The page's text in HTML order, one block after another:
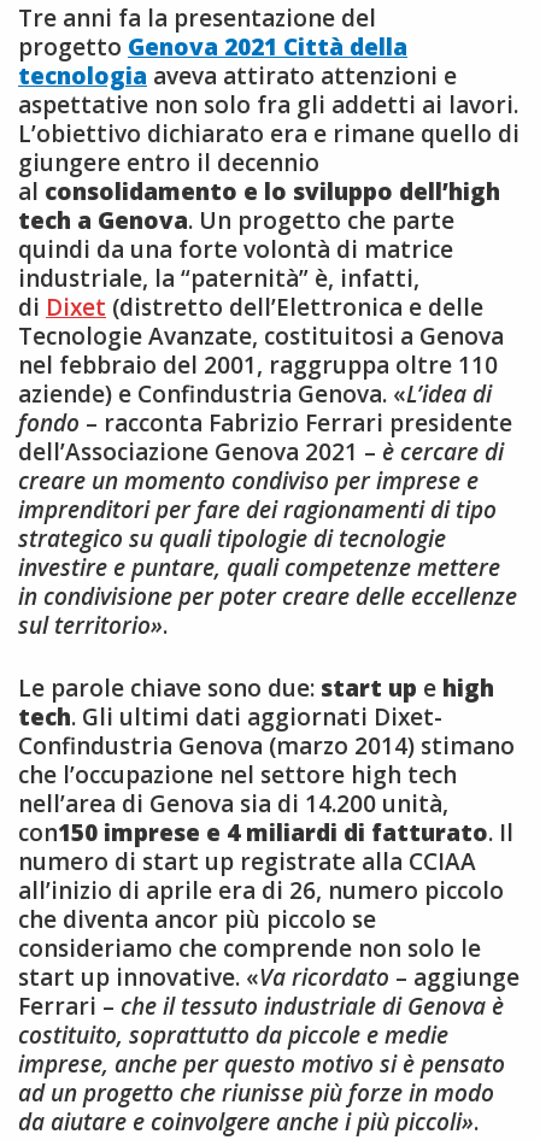
Tre anni fa la presentazione del
progetto Genova 2021 Città della
tecnologia aveva attirato attenzioni e
aspettative non solo fra gli addetti ai lavori.
L’obiettivo dichiarato era e rimane quello di
giungere entro il decennio
al consolidamento e lo sviluppo dell’high
tech a Genova. Un progetto che parte
quindi da una forte volontà di matrice
industriale, la “paternità” è, infatti,
di Dixet (distretto dell’Elettronica e delle
Tecnologie Avanzate, costituitosi a Genova
nel febbraio del 2001, raggruppa oltre 110
aziende) e Confindustria Genova. «L’idea di
fondo – racconta Fabrizio Ferrari presidente
dell’Associazione Genova 2021 – è cercare di
creare un momento condiviso per imprese e
imprenditori per fare dei ragionamenti di tipo
strategico su quali tipologie di tecnologie
investire e puntare, quali competenze mettere
in condivisione per poter creare delle eccellenze
sul territorio».
Le parole chiave sono due: start up e high
tech. Gli ultimi dati aggiornati Dixet-
Confindustria Genova (marzo 2014) stimano
che l’occupazione nel settore high tech
nell’area di Genova sia di 14.200 unità,
con150 imprese e 4 miliardi di fatturato. Il
numero di start up registrate alla CCIAA
all’inizio di aprile era di 26, numero piccolo
che diventa ancor più piccolo se
consideriamo che comprende non solo le
start up innovative. «Va ricordato – aggiunge
Ferrari – che il tessuto industriale di Genova è
costituito, soprattutto da piccole e medie
imprese, anche per questo motivo si è pensato
ad un progetto che riunisse più forze in modo
da aiutare e coinvolgere anche i più piccoli».